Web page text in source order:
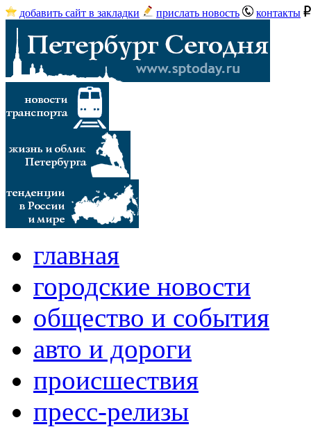
добавить сайт в закладки прислать новость контакты
главная
городские новости
общество и события
авто и дороги
происшествия
пресс-релизы